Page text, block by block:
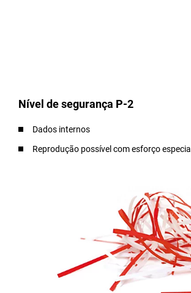
Nível de segurança P-2
Dados internos
Reprodução possível com esforço especial